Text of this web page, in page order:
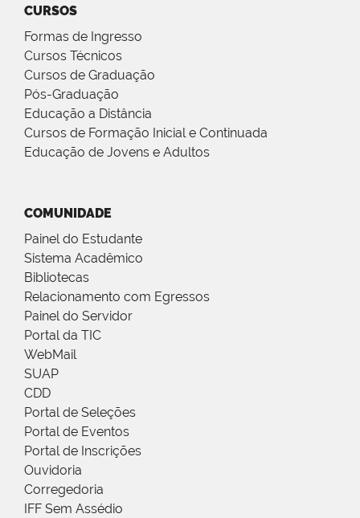
CURSOS
Formas de Ingresso
Cursos Técnicos
Cursos de Graduação
Pós-Graduação
Educação a Distância
Cursos de Formação Inicial e Continuada
Educação de Jovens e Adultos
COMUNIDADE
Painel do Estudante
Sistema Acadêmico
Bibliotecas
Relacionamento com Egressos
Painel do Servidor
Portal da TIC
WebMail
SUAP
CDD
Portal de Seleções
Portal de Eventos
Portal de Inscrições
Ouvidoria
Corregedoria
IFF Sem Assédio